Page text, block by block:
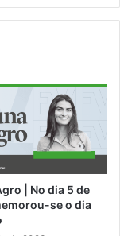
| No dia 5 de
se o dia